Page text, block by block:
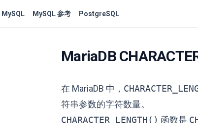
MySQL MySQL 参考 PostgreSQL
MariaDB
在 MariaDB 中，
符串参数的字符数量。
CHARACTER_LENGTH() 函数是